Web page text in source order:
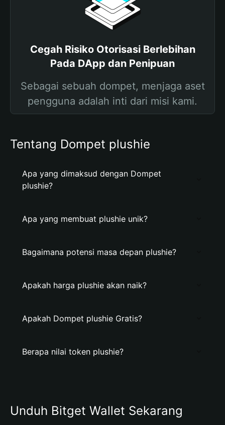
Cegah Risiko Otorisasi Berlebihan
Pada DApp dan Penipuan
Sebagai sebuah dompet, menjaga aset
pengguna adalah inti dari misi kami.
Tentang Dompet plushie
Apa yang dimaksud dengan Dompet
plushie?
Apa yang membuat plushie unik?
Bagaimana potensi masa depan plushie?
Apakah harga plushie akan naik?
Apakah Dompet plushie Gratis?
Berapa nilai token plushie?
Unduh Bitget Wallet Sekarang